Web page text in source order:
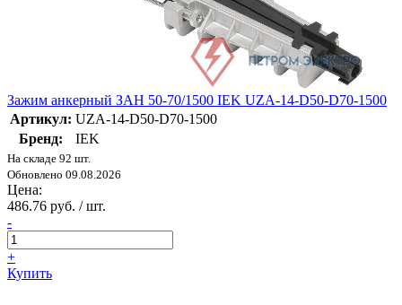
Зажим анкерный ЗАН 50-70/1500 IEK UZA-14-D50-D70-1500
Артикул: UZA-14-D50-D70-1500
Бренд:
IEK
На складе 92 шт.
Обновлено 09.08.2026
Цена:
486.76 руб. / шт.
-
+
Купить